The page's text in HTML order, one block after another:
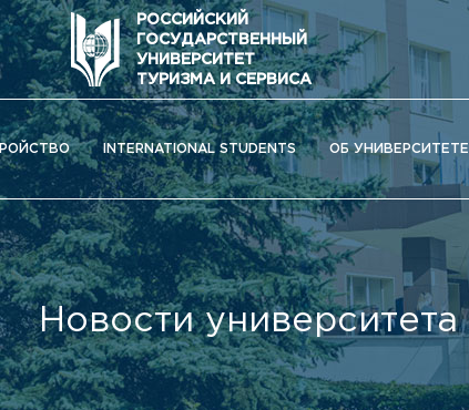
РОССИЙСКИЙ
ГОСУДАРСТВЕННЫЙ
УНИВЕРСИТЕТ
ТУРИЗМА И СЕРВИСА
INTERNATIONAL STUDENTS ОБ УНИВЕРСИТЕТЕ
Новости университета